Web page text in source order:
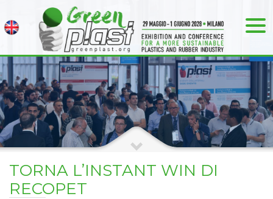
TORNA L’INSTANT WIN DI
RECOPET